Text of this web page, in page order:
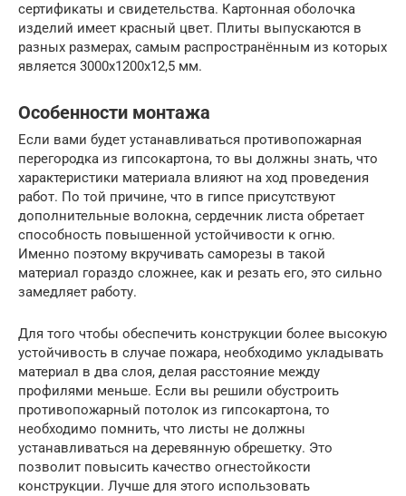
сертификаты и свидетельства. Картонная оболочка
изделий имеет красный цвет. Плиты выпускаются в
разных размерах, самым распространённым из которых
является 3000х1200х12,5 мм.
Особенности монтажа
Если вами будет устанавливаться противопожарная
перегородка из гипсокартона, то вы должны знать, что
характеристики материала влияют на ход проведения
работ. По той причине, что в гипсе присутствуют
дополнительные волокна, сердечник листа обретает
способность повышенной устойчивости к огню.
Именно поэтому вкручивать саморезы в такой
материал гораздо сложнее, как и резать его, это сильно
замедляет работу.
Для того чтобы обеспечить конструкции более высокую
устойчивость в случае пожара, необходимо укладывать
материал в два слоя, делая расстояние между
профилями меньше. Если вы решили обустроить
противопожарный потолок из гипсокартона, то
необходимо помнить, что листы не должны
устанавливаться на деревянную обрешетку. Это
позволит повысить качество огнестойкости
конструкции. Лучше для этого использовать